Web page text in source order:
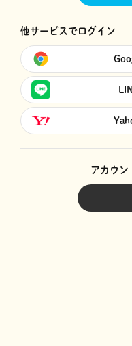
他サービスでログイン
アカウン